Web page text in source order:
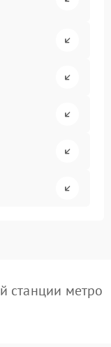
станции метро